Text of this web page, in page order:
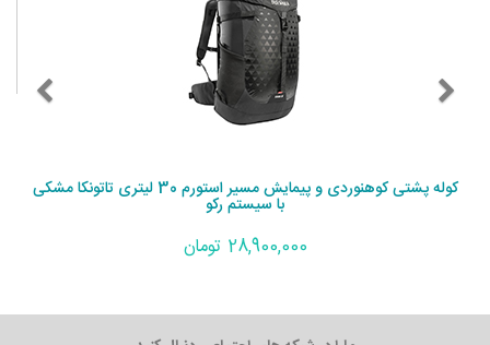
کوله پشتی کوهنوردی و پیمایش مسیر استورم 30 لیتری تاتونکا مشکی
با سیستم رکو
28,900,000 تومان